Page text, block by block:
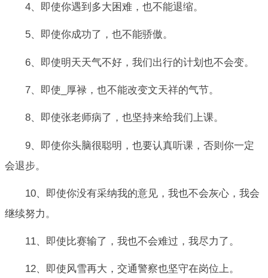
4、即使你遇到多大困难，也不能退缩。
5、即使你成功了，也不能骄傲。
6、即使明天天气不好，我们出行的计划也不会变。
7、即使_厚禄，也不能改变文天祥的气节。
8、即使张老师病了，也坚持来给我们上课。
9、即使你头脑很聪明，也要认真听课，否则你一定
会退步。
10、即使你没有采纳我的意见，我也不会灰心，我会
继续努力。
11、即使比赛输了，我也不会难过，我尽力了。
12、即使风雪再大，交通警察也坚守在岗位上。